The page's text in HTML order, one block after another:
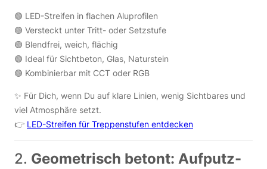
🟢 LED-Streifen in flachen Aluprofilen
🟢 Versteckt unter Tritt- oder Setzstufe
🟢 Blendfrei, weich, flächig
🟢 Ideal für Sichtbeton, Glas, Naturstein
🟢 Kombinierbar mit CCT oder RGB
✨ Für Dich, wenn Du auf klare Linien, wenig Sichtbares und
viel Atmosphäre setzt.
👉 LED-Streifen für Treppenstufen entdecken
2. Geometrisch betont: Aufputz-